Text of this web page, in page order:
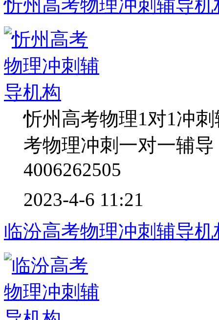
忻州高考物理冲刺辅导机
忻州高考物理1对1冲
考物理冲刺一对一辅
4006262505
2023-4-6 11:21
临汾高考物理冲刺辅导机